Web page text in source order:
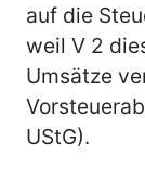
auf die
weil V 2
Umsätze
UStG).